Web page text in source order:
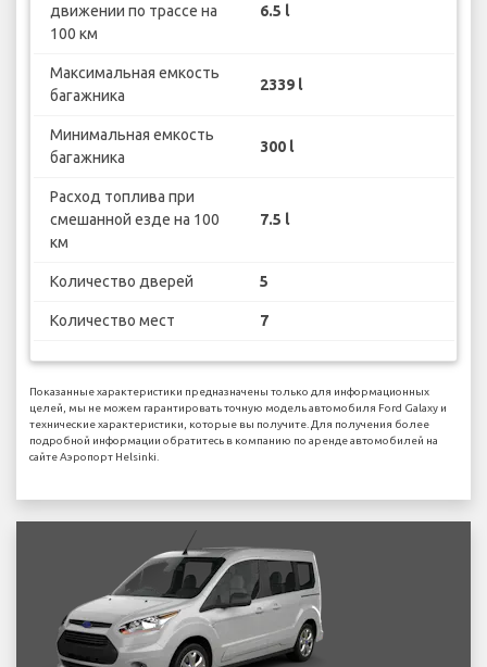
движении по трассе на
100 км
6.5 l
Максимальная емкость
багажника
2339 l
Минимальная емкость
багажника
300 l
Расход топлива при
смешанной езде на 100
км
7.5 l
Количество дверей 5
Количество мест 7
Показанные характеристики предназначены только для информационных
целей, мы не можем гарантировать точную модель автомобиля Ford Galaxy и
технические характеристики, которые вы получите. Для получения более
подробной информации обратитесь в компанию по аренде автомобилей на
сайте Аэропорт Helsinki.